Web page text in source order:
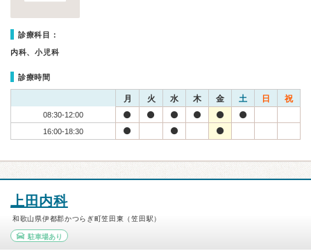
診療科目：
内科、小児科
診療時間
月 火 水 木 金 土 日 祝
08:30-12:00
16:00-18:30
上田内科
和歌山県伊都郡かつらぎ町笠田東（笠田駅）
駐車場あり